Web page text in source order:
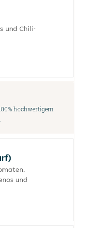
und Chili-
hochwertigem
und